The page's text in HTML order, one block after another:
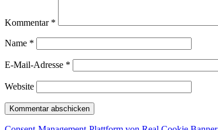
Kommentar *
Name *
E-Mail-Adresse *
Website